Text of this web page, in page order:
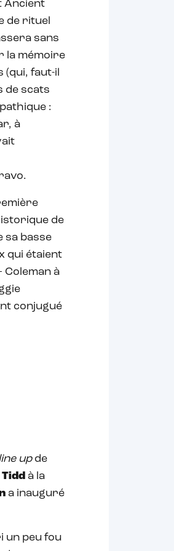
Ancient
de rituel
sans
la mémoire
(qui, faut-il
de scats
:
à
de
sa basse
qui étaient
Coleman à
conjugué
upde
à la
a inauguré
un peu fou